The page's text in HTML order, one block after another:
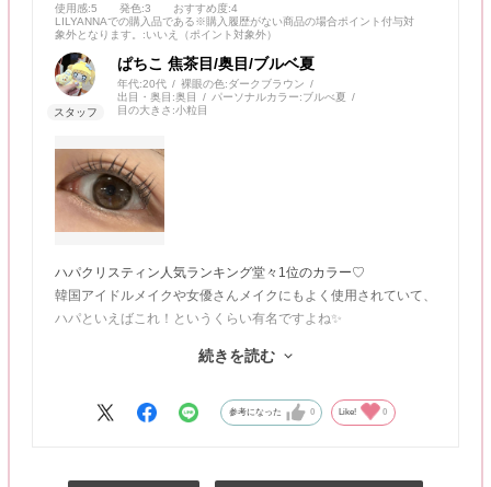
使用感:5 発色:3 おすすめ度:4
LILYANNAでの購入品である※購入履歴がない商品の場合ポイント付与対
象外となります。
:いいえ（ポイント対象外）
ぱちこ 焦茶目/奥目/ブルベ夏
年代:20代 裸眼の色:ダークブラウン
出目・奥目:奥目 パーソナルカラー:ブルべ夏
目の大きさ:小粒目
ハパクリスティン人気ランキング堂々1位のカラー♡
韓国アイドルメイクや女優さんメイクにもよく使用されていて、
ハパといえばこれ！というくらい有名ですよね✨
着用してみた印象は本当にナチュラルでした！
たが、着けてみるとあまり水光感は感じず自然にちゅるんと見せ
着色直径13.0mmですが、体感もうすこし小さめに感じるくらい
続きを読む
参考になった 0 Like! 0